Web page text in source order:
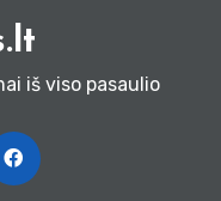
iš viso pasaulio